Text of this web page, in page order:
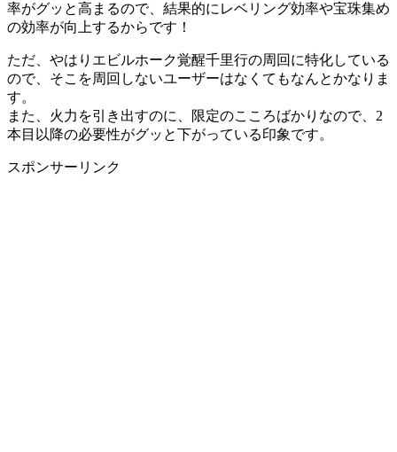
率がグッと高まるので、結果的にレベリング効率や宝珠集め
の効率が向上するからです！
ただ、やはりエビルホーク覚醒千里行の周回に特化している
ので、そこを周回しないユーザーはなくてもなんとかなりま
す。
また、火力を引き出すのに、限定のこころばかりなので、2
本目以降の必要性がグッと下がっている印象です。
スポンサーリンク